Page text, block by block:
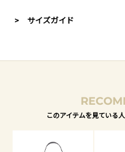
> サイズガイド
このアイテムを見ている